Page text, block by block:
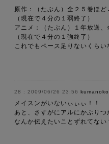
原作：（たぶん）全２５巻ほ
（現在で４分の１弱終了）
アニメ：（たぶん）１年放送
（現在で４分の１強終了）
これでもペース足りないくら
2009/06/26 23:56 kumanoko
メイスンがいないぃぃぃ！！
あと、さすがにアルにかぶりつ
なんか伝えたいことずれてない